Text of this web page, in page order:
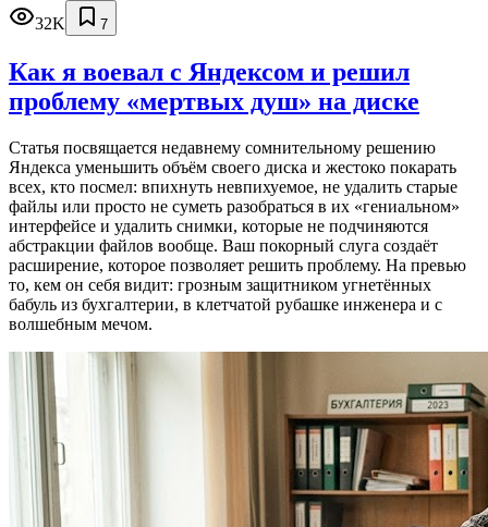
32K
7
Как я воевал с Яндексом и решил
проблему «мертвых душ» на диске
Статья посвящается недавнему сомнительному решению
Яндекса уменьшить объём своего диска и жестоко покарать
всех, кто посмел: впихнуть невпихуемое, не удалить старые
файлы или просто не суметь разобраться в их «гениальном»
интерфейсе и удалить снимки, которые не подчиняются
абстракции файлов вообще. Ваш покорный слуга создаёт
расширение, которое позволяет решить проблему. На превью
то, кем он себя видит: грозным защитником угнетённых
бабуль из бухгалтерии, в клетчатой рубашке инженера и с
волшебным мечом.